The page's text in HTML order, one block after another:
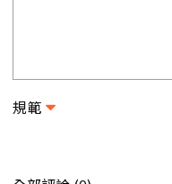
規範